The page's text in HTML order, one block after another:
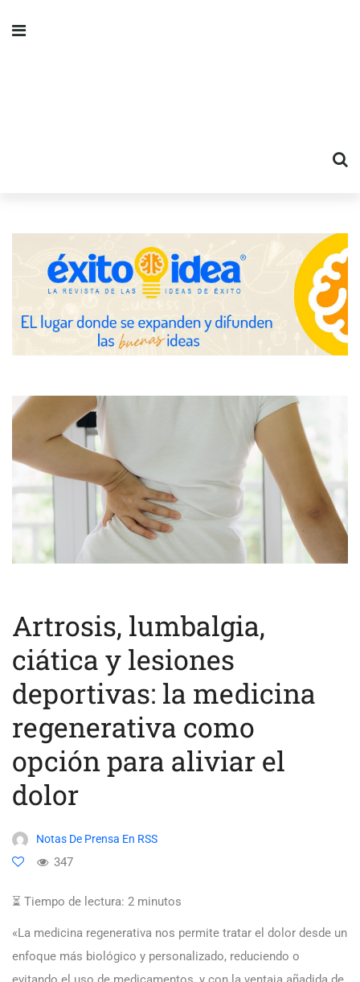
Artrosis, lumbalgia,
ciática y lesiones
deportivas: la medicina
regenerativa como
opción para aliviar el
dolor
Notas De Prensa En RSS
347
⏳ Tiempo de lectura: 2 minutos
«La medicina regenerativa nos permite tratar el dolor desde un
enfoque más biológico y personalizado, reduciendo o